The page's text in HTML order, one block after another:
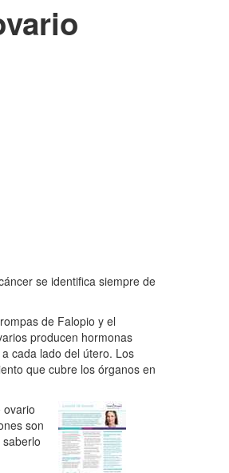
se identifica siempre de
de Falopio y el
producen hormonas
cada lado del útero. Los
que cubre los órganos en
ovario
son